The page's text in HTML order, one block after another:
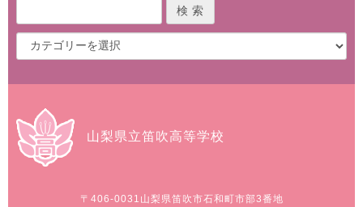
山梨県立笛吹高等学校
〒406-0031 山梨県笛吹市石和町市部3番地